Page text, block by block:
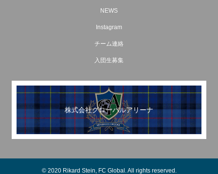
NEWS
Instagram
チーム連絡
入団生募集
株式会社グローバルアリーナ
© 2020 Rikard Stein, FC Global. All rights reserved.